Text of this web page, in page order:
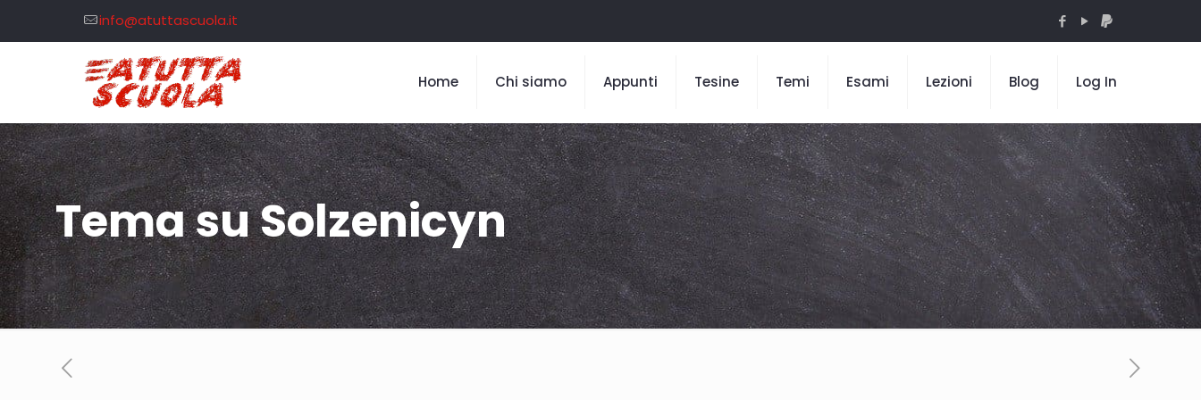
info@atuttascuola.it
Home Chi siamo Appunti Tesine Temi Esami Lezioni Blog Log In
Tema su Solzenicyn